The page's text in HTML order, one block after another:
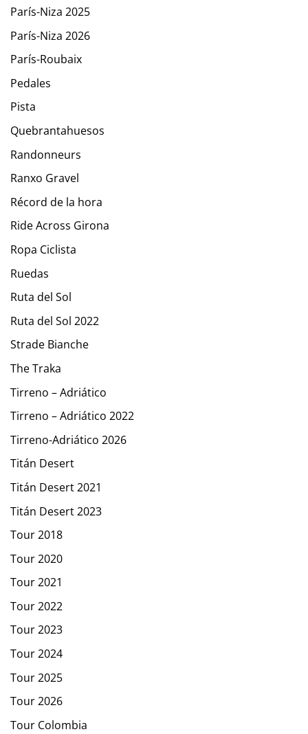
París-Niza 2025
París-Niza 2026
París-Roubaix
Pedales
Pista
Quebrantahuesos
Randonneurs
Ranxo Gravel
Récord de la hora
Ride Across Girona
Ropa Ciclista
Ruedas
Ruta del Sol
Ruta del Sol 2022
Strade Bianche
The Traka
Tirreno – Adriático
Tirreno – Adriático 2022
Tirreno-Adriático 2026
Titán Desert
Titán Desert 2021
Titán Desert 2023
Tour 2018
Tour 2020
Tour 2021
Tour 2022
Tour 2023
Tour 2024
Tour 2025
Tour 2026
Tour Colombia